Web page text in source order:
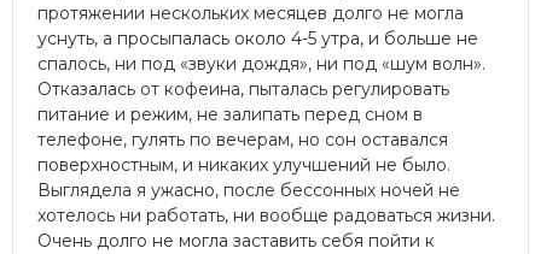
протяжении нескольких месяцев долго не могла
уснуть, а просыпалась около 4-5 утра, и больше не
спалось, ни под «звуки дождя», ни под «шум волн».
Отказалась от кофеина, пыталась регулировать
питание и режим, не залипать перед сном в
телефоне, гулять по вечерам, но сон оставался
поверхностным, и никаких улучшений не было.
Выглядела я ужасно, после бессонных ночей не
хотелось ни работать, ни вообще радоваться жизни.
Очень долго не могла заставить себя пойти к